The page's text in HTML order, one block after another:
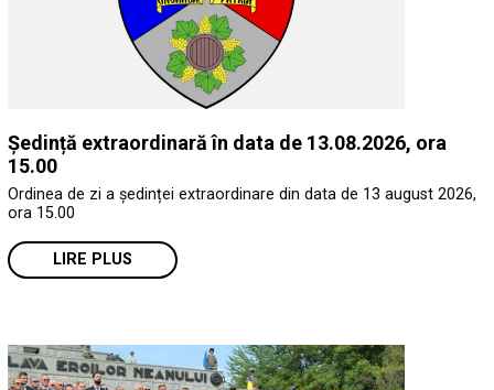
Ședință extraordinară în data de 13.08.2026, ora
15.00
Ordinea de zi a ședinței extraordinare din data de 13 august 2026,
ora 15.00
LIRE PLUS